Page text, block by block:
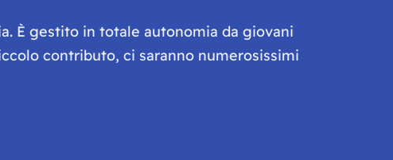
È gestito in totale autonomia da giovani
contributo, ci saranno numerosissimi